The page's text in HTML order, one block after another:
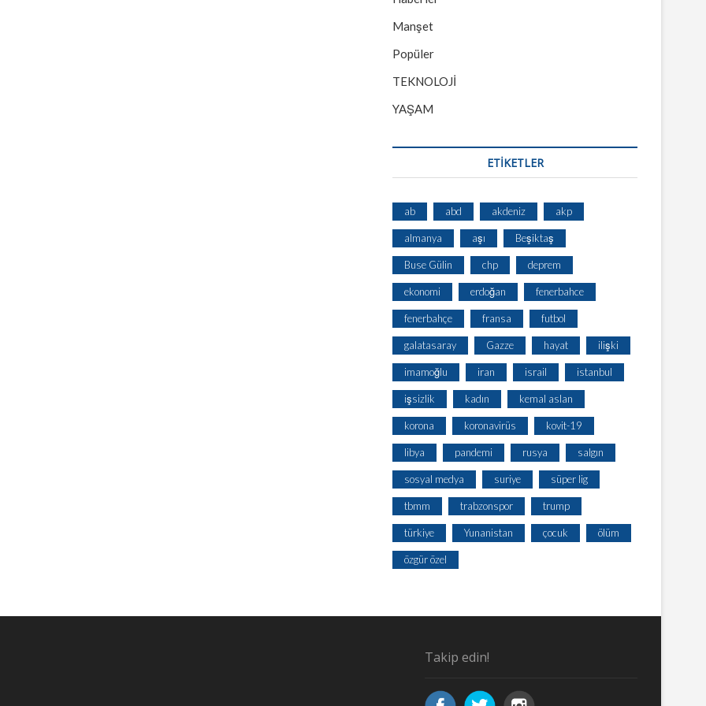
Manşet
Popüler
TEKNOLOJİ
YAŞAM
ETİKETLER
ab abd akdeniz akp
almanya aşı Beşiktaş
Buse Gülin chp deprem
ekonomi erdoğan fenerbahce
fenerbahçe fransa futbol
galatasaray Gazze hayat ilişki
imamoğlu iran israil istanbul
işsizlik kadın kemal aslan
korona koronavirüs kovit-19
libya pandemi rusya salgın
sosyal medya suriye süper lig
tbmm trabzonspor trump
türkiye Yunanistan çocuk ölüm
özgür özel
Takip edin!